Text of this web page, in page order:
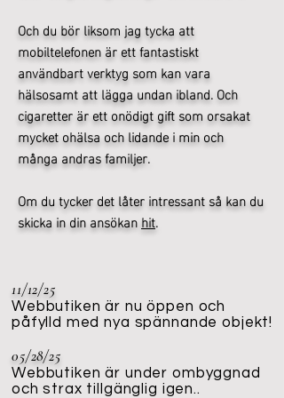
Och du bör liksom jag tycka att
mobiltelefonen är ett fantastiskt
användbart verktyg som kan vara
hälsosamt att lägga undan ibland. Och
cigaretter är ett onödigt gift som orsakat
mycket ohälsa och lidande i min och
många andras familjer.
Om du tycker det låter intressant så kan du
skicka in din ansökanhit.
11/12/25
Webbutiken är nu öppen och
påfylld med nya spännande objekt!
05/28/25
Webbutiken är under ombyggnad
och strax tillgänglig igen..